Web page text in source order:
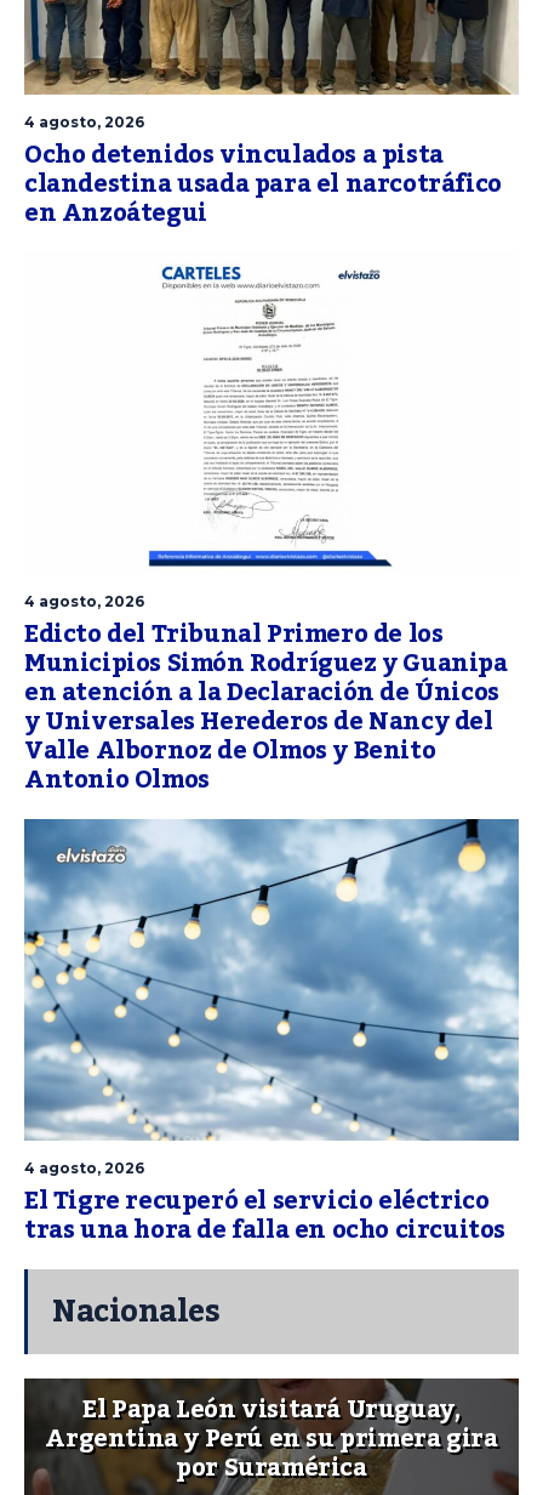
4 agosto, 2026
Ocho detenidos vinculados a pista
clandestina usada para el narcotráfico
en Anzoátegui
4 agosto, 2026
Edicto del Tribunal Primero de los
Municipios Simón Rodríguez y Guanipa
en atención a la Declaración de Únicos
y Universales Herederos de Nancy del
Valle Albornoz de Olmos y Benito
Antonio Olmos
4 agosto, 2026
El Tigre recuperó el servicio eléctrico
tras una hora de falla en ocho circuitos
Nacionales
El Papa León visitará Uruguay,
Argentina y Perú en su primera gira
por Suramérica